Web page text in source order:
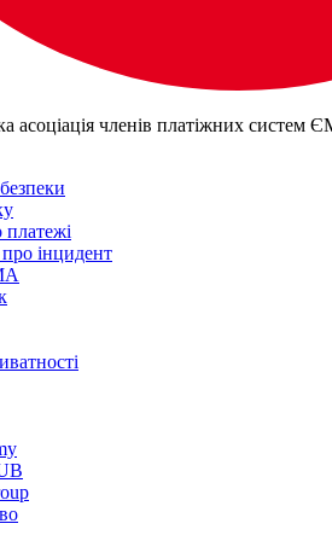
асоціація членів платіжних систем
інцидент